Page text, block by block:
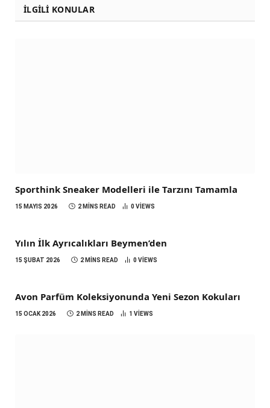
İLGILI KONULAR
Sporthink Sneaker Modelleri ile Tarzını Tamamla
15 MAYIS 2026 2 MINS READ 0 VIEWS
Yılın İlk Ayrıcalıkları Beymen’den
15 ŞUBAT 2026 2 MINS READ 0 VIEWS
Avon Parfüm Koleksiyonunda Yeni Sezon Kokuları
15 OCAK 2026 2 MINS READ 1 VIEWS